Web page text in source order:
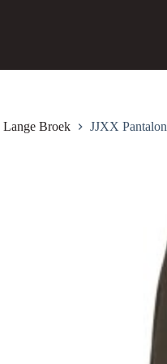
Lange Broek JJXX Pantalon